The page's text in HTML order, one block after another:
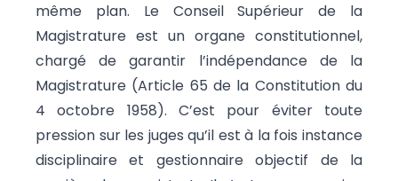
même plan. Le Conseil Supérieur de la
Magistrature est un organe constitutionnel,
chargé de garantir l’indépendance de la
Magistrature (Article 65 de la Constitution du
4 octobre 1958). C’est pour éviter toute
pression sur les juges qu’il est à la fois instance
disciplinaire et gestionnaire objectif de la